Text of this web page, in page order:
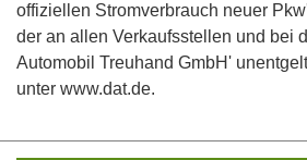
offiziellen Stromverbrauch neuer
der an allen Verkaufsstellen und bei
Automobil Treuhand GmbH'
unter www.dat.de.